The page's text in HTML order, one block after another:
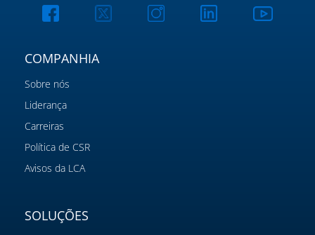
COMPANHIA
Sobre nós
Liderança
Carreiras
Política de CSR
Avisos da LCA
SOLUÇÕES